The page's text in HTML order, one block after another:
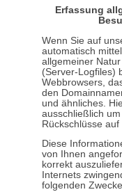
Erfassung
Wenn Sie auf
automatisch
allgemeiner
(Server-Logfiles)
Webbrowsers,
den
und ähnliches.
ausschließlich
Rückschlüsse auf
Diese
von Ihnen
korrekt
Internets
folgenden